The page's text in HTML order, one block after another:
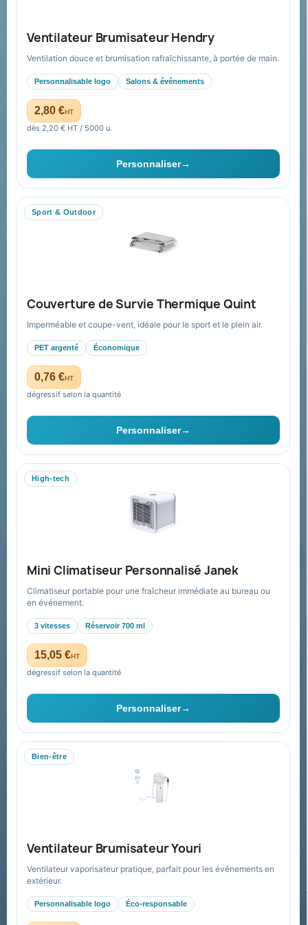
Ventilateur Brumisateur Hendry
Ventilation douce et brumisation rafraîchissante, à portée de main.
Personnalisable logo Salons & événements
2,80 €HT
dès 2,20 € HT / 5000 u.
Personnaliser→
Sport & Outdoor
Couverture de Survie Thermique Quint
Imperméable et coupe-vent, idéale pour le sport et le plein air.
PET argenté Économique
0,76 €HT
dégressif selon la quantité
Personnaliser→
High-tech
Mini Climatiseur Personnalisé Janek
Climatiseur portable pour une fraîcheur immédiate au bureau ou
en événement.
3 vitesses Réservoir 700 ml
15,05 €HT
dégressif selon la quantité
Personnaliser→
Bien-être
Ventilateur Brumisateur Youri
Ventilateur vaporisateur pratique, parfait pour les événements en
extérieur.
Personnalisable logo Éco-responsable
Nouveautés
Catalogue goodies
Cadeaux de fin d’année
À propos
Nos expertises &
accompagnement global
Ils nous ont fait confiance
Livraison
FAQ sur Promenoch Goodies Pub France
Conditions de retour
Paiement sécurisé
Plan du site
Contact & devis
06 09 53 17 41
WhatsApp
equipe@promenoch-goodies.com
Recevez nos offres spéciales
Vous pouvez vous désinscrire à tout moment. Vous trouverez pour
cela nos informations de contact dans les conditions d'utilisation du
site.
Collectivités & administrations
Devis, mandat administratif et facturation Chorus Pro
© 2026 Goodies Pub France — Tous droits réservés